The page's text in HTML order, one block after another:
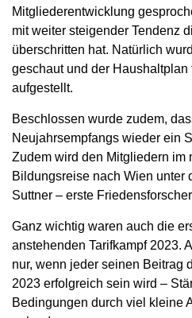
Mitgliederentwicklung
mit weiter steigender Tendenz
überschritten hat. Natürlich
geschaut und der
aufgestellt.
Beschlossen wurde zudem,
Neujahrsempfangs wieder ein
Zudem wird den Mitgliedern im
Bildungsreise nach Wien unter
Suttner – erste
Ganz wichtig waren auch die
anstehenden Tarifkampf 2023.
nur, wenn jeder seinen Beitrag
2023 erfolgreich sein wird –
Bedingungen durch viel kleine